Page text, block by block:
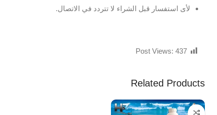
لأى استفسار قبل الشراء لا تتردد في الاتصال.
Post Views: 437
Related Products